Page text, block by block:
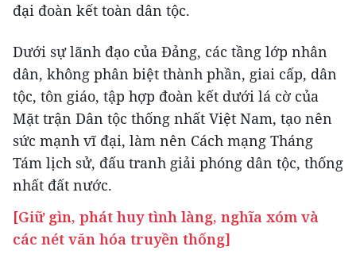
đại đoàn kết toàn dân tộc.
Dưới sự lãnh đạo của Ðảng, các tầng lớp nhân
dân, không phân biệt thành phần, giai cấp, dân
tộc, tôn giáo, tập hợp đoàn kết dưới lá cờ của
Mặt trận Dân tộc thống nhất Việt Nam, tạo nên
sức mạnh vĩ đại, làm nên Cách mạng Tháng
Tám lịch sử, đấu tranh giải phóng dân tộc, thống
nhất đất nước.
[Giữ gìn, phát huy tình làng, nghĩa xóm và
các nét văn hóa truyền thống]